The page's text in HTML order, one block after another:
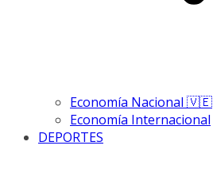
Economía Nacional 🇻🇪
Economía Internacional
DEPORTES